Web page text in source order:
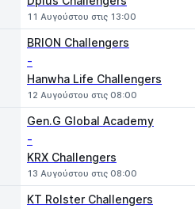
11 Αυγούστου στις 13:00
BRION Challengers
-
Hanwha Life Challengers
12 Αυγούστου στις 08:00
Gen.G Global Academy
-
KRX Challengers
13 Αυγούστου στις 08:00
KT Rolster Challengers